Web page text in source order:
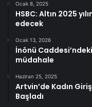
Ocak 8, 2025
HSBC: Altın 2025
edecek
Ocak 13, 2026
İnönü Caddesi’ndeki
müdahale
Haziran 25, 2025
Artvin’de Kadın
Başladı